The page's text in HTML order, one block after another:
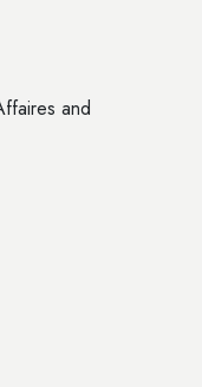
and